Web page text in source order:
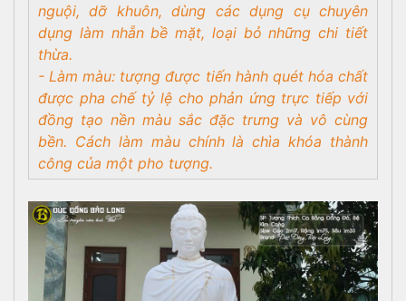
nguội, dỡ khuôn, dùng các dụng cụ chuyên
dụng làm nhẵn bề mặt, loại bỏ những chi tiết
thừa.
- Làm màu: tượng được tiến hành quét hóa chất
được pha chế tỷ lệ cho phản ứng trực tiếp với
đồng tạo nền màu sắc đặc trưng và vô cùng
bền. Cách làm màu chính là chìa khóa thành
công của một pho tượng.